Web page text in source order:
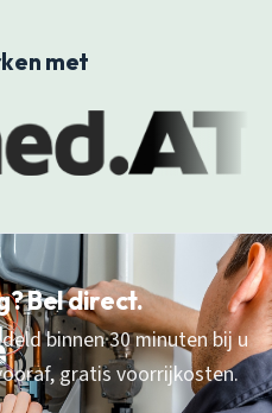
met
Bel direct.
binnen 30 minuten bij u
gratis voorrijkosten.